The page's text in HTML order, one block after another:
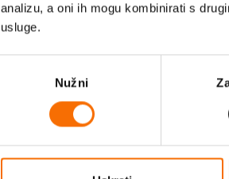
analizu, a oni ih mogu kombinirati s
usluge.
Nužni
Marinko Nota
Barica Matijević